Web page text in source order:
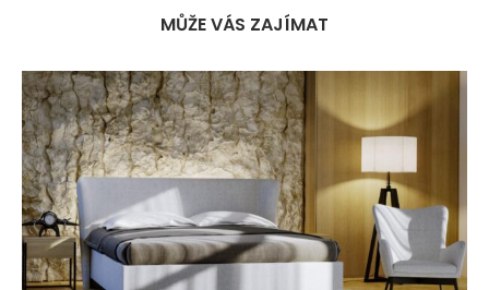
MŮŽE VÁS ZAJÍMAT